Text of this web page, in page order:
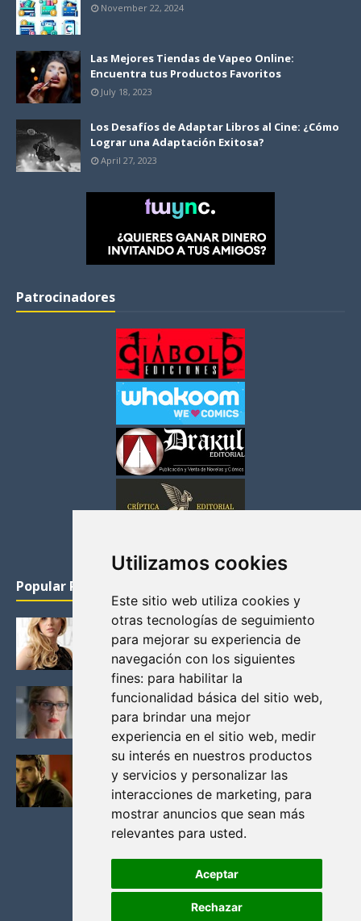
Utilizamos cookies
Este sitio web utiliza cookies y
otras tecnologías de seguimiento
para mejorar su experiencia de
navegación con los siguientes
fines: para habilitar la
funcionalidad básica del sitio web,
para brindar una mejor
experiencia en el sitio web, medir
su interés en nuestros productos
y servicios y personalizar las
interacciones de marketing, para
mostrar anuncios que sean más
relevantes para usted.
Aceptar
Rechazar
November 22, 2024
Las Mejores Tiendas de Vapeo Online:
Encuentra tus Productos Favoritos
July 18, 2023
Los Desafíos de Adaptar Libros al Cine: ¿Cómo
Lograr una Adaptación Exitosa?
April 27, 2023
Patrocinadores
Popular Posts
KATHERYN WINNICK: LA ACTRIZ MAS GUAPA DE
VIKINGOS
Junio 14, 2013
FELICITY (EMILY BETT RICKARDS), LAS FOTOS
MAS BONITAS DE LA ALIADA DE ARROW
Noviembre 30, 2013
BLACK MIRROR: TODA TU HISTORIA. EPISODIO 3.
LA CRITICA
Mayo 17, 2012